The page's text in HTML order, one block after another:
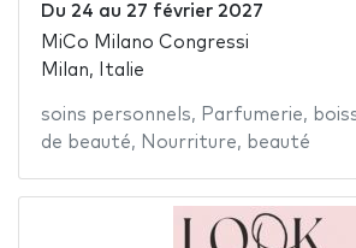
Du 24 au 27 février 2027
MiCo Milano Congressi
Milan, Italie
soins personnels, Parfumerie,
de beauté, Nourriture, beauté